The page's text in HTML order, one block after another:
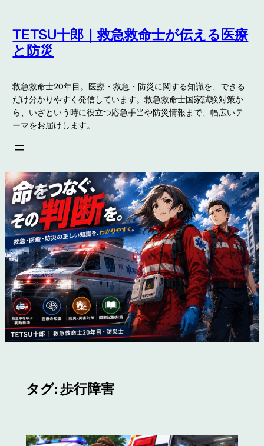
容
を
ス
ッ
プ
TETSU十郎｜救急救命士が伝える医療
と防災
救急救命士20年目。医療・救急・防災に関する知識を、できる
だけ分かりやすく発信しています。救急救命士国家試験対策か
ら、いざという時に役立つ応急手当や防災情報まで、幅広いテ
ーマをお届けします。
タグ:歩行障害